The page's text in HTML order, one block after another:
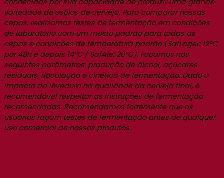
variedade de estilos de cerveja. Para comparar nossas
cepas, realizamos testes de fermentação em condições
de laboratório com um mosto padrão para todas as
cepas e condições de temperatura padrão (SafLager: 12°C
por 48h e depois 14°C / SafAle: 20°C). Focamos nos
seguintes parâmetros: produção de álcool, açúcares
residuais, floculação e cinética de fermentação. Dado o
impacto da levedura na qualidade da cerveja final, é
recomendável respeitar as instruções de fermentação
recomendadas. Recomendamos fortemente que os
usuários façam testes de fermentação antes de qualquer
uso comercial de nossos produtos.